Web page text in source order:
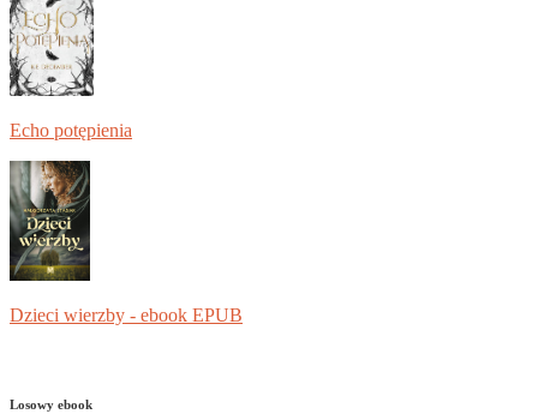
Echo potępienia
Dzieci wierzby - ebook EPUB
Losowy ebook